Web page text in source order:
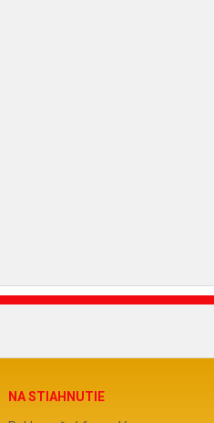
NA STIAHNUTIE